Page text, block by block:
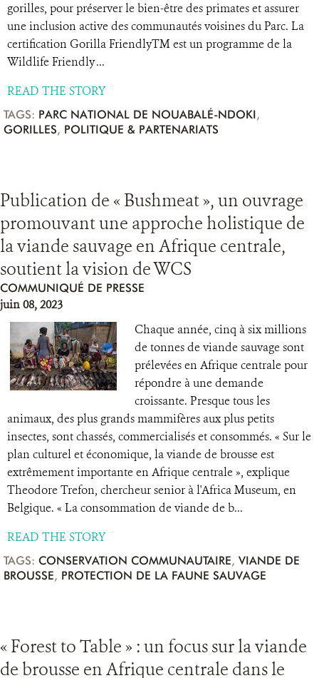
gorilles, pour préserver le bien-être des primates et assurer
une inclusion active des communautés voisines du Parc. La
certification Gorilla FriendlyTM est un programme de la
Wildlife Friendly ...
READ THE STORY
TAGS: PARC NATIONAL DE NOUABALÉ-NDOKI,
GORILLES, POLITIQUE & PARTENARIATS
Publication de « Bushmeat », un ouvrage
promouvant une approche holistique de
la viande sauvage en Afrique centrale,
soutient la vision de WCS
COMMUNIQUÉ DE PRESSE
juin 08, 2023
Chaque année, cinq à six millions
de tonnes de viande sauvage sont
prélevées en Afrique centrale pour
répondre à une demande
croissante. Presque tous les
animaux, des plus grands mammifères aux plus petits
insectes, sont chassés, commercialisés et consommés. « Sur le
plan culturel et économique, la viande de brousse est
extrêmement importante en Afrique centrale », explique
Theodore Trefon, chercheur senior à l'Africa Museum, en
Belgique. « La consommation de viande de b...
READ THE STORY
TAGS: CONSERVATION COMMUNAUTAIRE, VIANDE DE
BROUSSE, PROTECTION DE LA FAUNE SAUVAGE
« Forest to Table » : un focus sur la viande
de brousse en Afrique centrale dans le